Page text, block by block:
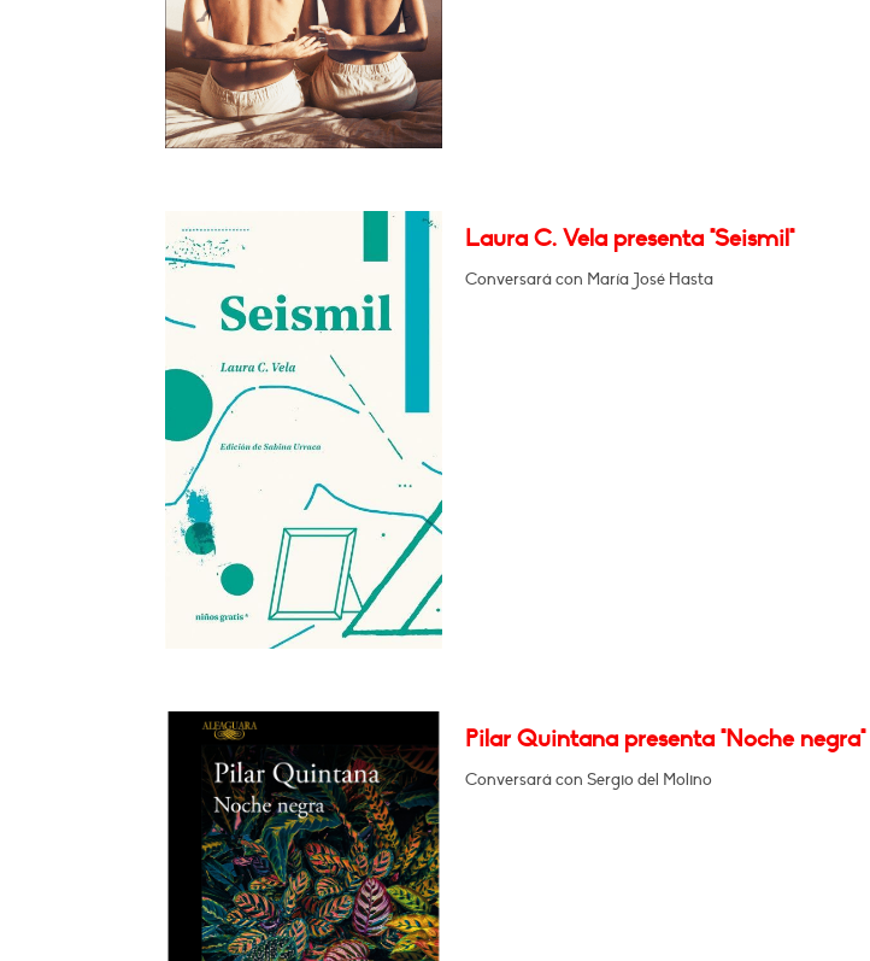
Laura C. Vela presenta "Seismil"
Conversará con María José Hasta
Pilar Quintana presenta "Noche negra"
Conversará con Sergio del Molino